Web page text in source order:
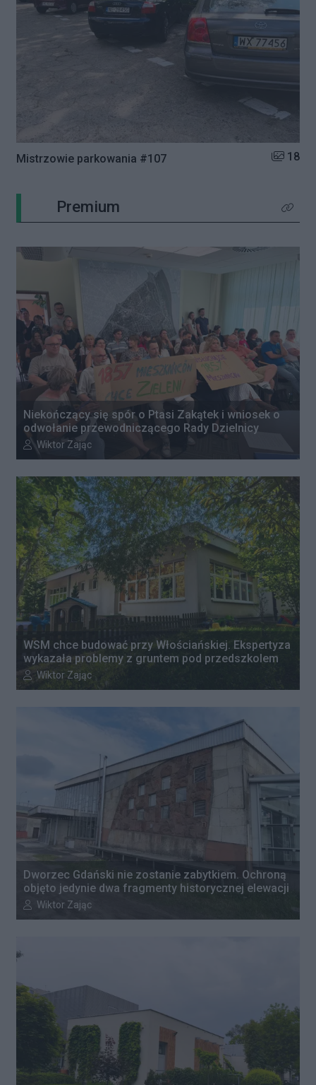
Mistrzowie parkowania #107 Liczba
18
Premium Kliknij
Niekończący się spór o Ptasi Zakątek i wniosek o
odwołanie przewodniczącego Rady Dzielnicy
Autor artykułu:
Wiktor Zając
WSM chce budować przy Włościańskiej. Ekspertyza
wykazała problemy z gruntem pod przedszkolem
Autor artykułu:
Wiktor Zając
Dworzec Gdański nie zostanie zabytkiem. Ochroną
objęto jedynie dwa fragmenty historycznej elewacji
Autor artykułu:
Wiktor Zając